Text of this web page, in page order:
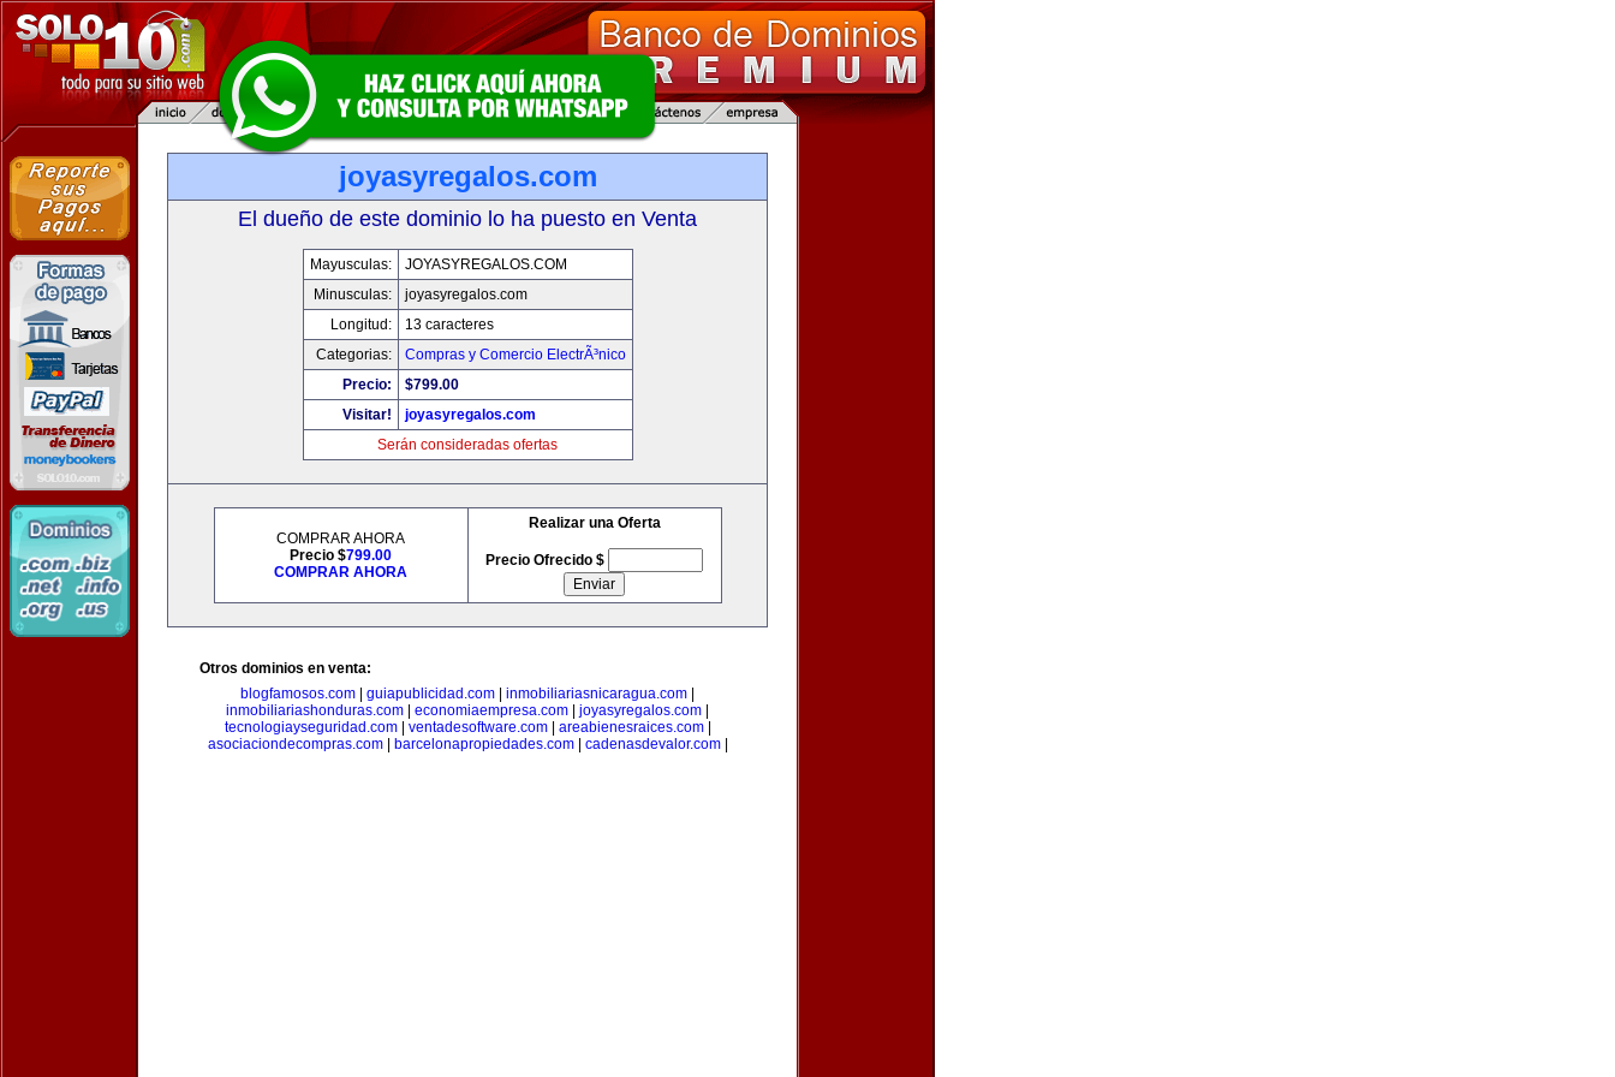
joyasyregalos.com
El dueño de este dominio lo ha puesto en Venta
Mayusculas:
JOYASYREGALOS.COM
Minusculas:
joyasyregalos.com
Longitud:
13 caracteres
Categorias:
Compras y Comercio ElectrÃ³nico
Precio:
$799.00
Visitar!
joyasyregalos.com
Serán consideradas ofertas
COMPRAR AHORA
Precio $799.00
COMPRAR AHORA
Realizar una Oferta
Precio Ofrecido $
Otros dominios en venta:
blogfamosos.com
guiapublicidad.com inmobiliariasnicaragua.com
inmobiliariashonduras.com
economiaempresa.com joyasyregalos.com
tecnologiayseguridad.com| ventadesoftware.com| areabienesraices.com|
asociaciondecompras.com| barcelonapropiedades.com| cadenasdevalor.com|